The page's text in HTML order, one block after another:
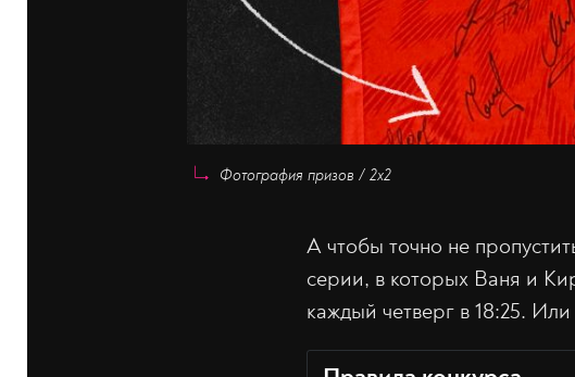
Фотография призов / 2х2
А чтобы точно не
серии, в которых Ваня и
каждый четверг в 18:25.